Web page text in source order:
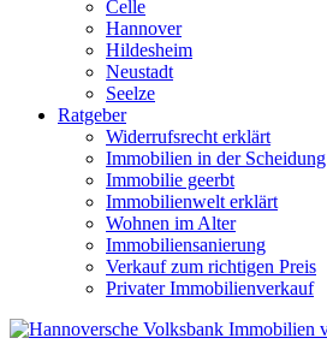
Celle
Hannover
Hildesheim
Neustadt
Seelze
Ratgeber
Widerrufsrecht erklärt
Immobilien in der Scheidung
Immobilie geerbt
Immobilienwelt erklärt
Wohnen im Alter
Immobiliensanierung
Verkauf zum richtigen Preis
Privater Immobilienverkauf